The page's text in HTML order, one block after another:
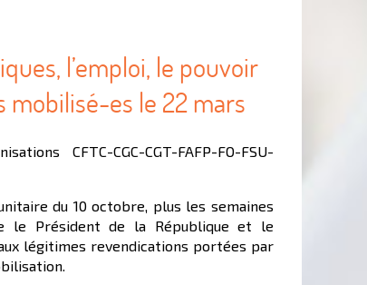
l’emploi, le pouvoir
mobilisé-es le 22 mars
CFTC-CGC-CGT-FAFP-FO-FSU-
du 10 octobre, plus les semaines
le Président de la République et le
légitimes revendications portées par